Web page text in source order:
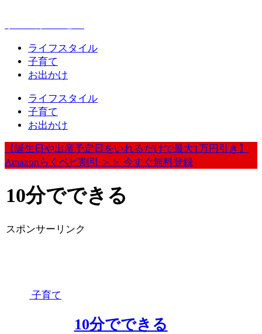
ライフスタイル
子育て
お出かけ
ライフスタイル
子育て
お出かけ
【誕生日や出産予定日をいれるだけで最大1万円引き】
Amazonらくベビ割引 ＞＞ 今すぐ無料登録
10分でできる
スポンサーリンク
子育て
10分でできる